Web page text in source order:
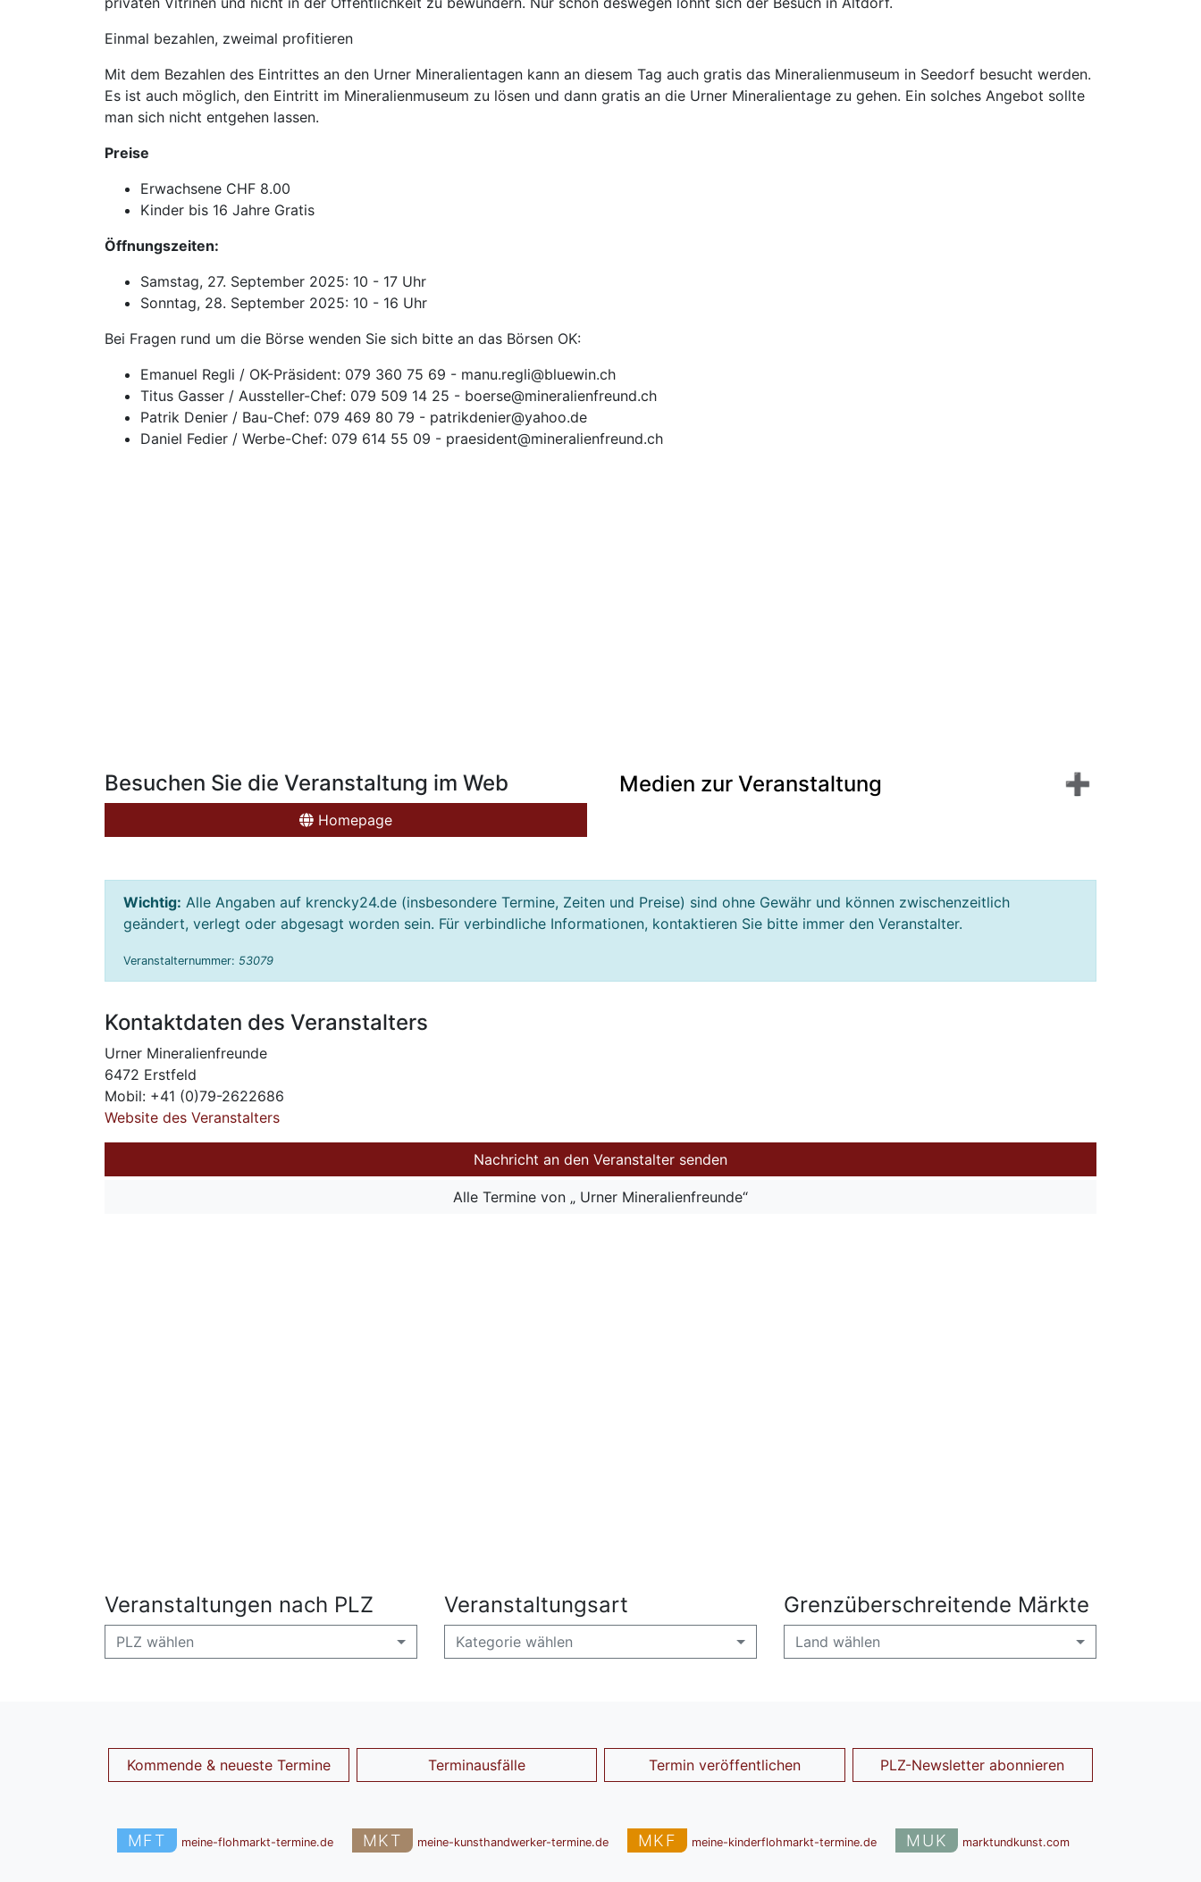
Einmal bezahlen, zweimal profitieren
Mit dem Bezahlen des Eintrittes an den Urner Mineralientagen kann an diesem Tag auch gratis das Mineralienmuseum in Seedorf besucht werden.
Es ist auch möglich, den Eintritt im Mineralienmuseum zu lösen und dann gratis an die Urner Mineralientage zu gehen. Ein solches Angebot sollte
man sich nicht entgehen lassen.
Preise
Erwachsene CHF 8.00
Kinder bis 16 Jahre Gratis
Öffnungszeiten:
Samstag, 27. September 2025: 10 - 17 Uhr
Sonntag, 28. September 2025: 10 - 16 Uhr
Bei Fragen rund um die Börse wenden Sie sich bitte an das Börsen OK:
Emanuel Regli / OK-Präsident: 079 360 75 69 - manu.regli@bluewin.ch
Titus Gasser / Aussteller-Chef: 079 509 14 25 - boerse@mineralienfreund.ch
Patrik Denier / Bau-Chef: 079 469 80 79 - patrikdenier@yahoo.de
Daniel Fedier / Werbe-Chef: 079 614 55 09 - praesident@mineralienfreund.ch
Besuchen Sie die Veranstaltung im Web
Homepage
Medien zur Veranstaltung
Wichtig: Alle Angaben auf krencky24.de (insbesondere Termine, Zeiten und Preise) sind ohne Gewähr und können zwischenzeitlich
geändert, verlegt oder abgesagt worden sein. Für verbindliche Informationen, kontaktieren Sie bitte immer den Veranstalter.
Veranstalternummer: 53079
Kontaktdaten des Veranstalters
Urner Mineralienfreunde
6472 Erstfeld
Mobil: +41 (0)79-2622686
Website des Veranstalters
Nachricht an den Veranstalter senden
Alle Termine von „ Urner Mineralienfreunde“
Veranstaltungen nach PLZ
PLZ wählen
Veranstaltungsart
Kategorie wählen
Grenzüberschreitende Märkte
Land wählen
Kommende & neueste Termine Terminausfälle Termin veröffentlichen PLZ-Newsletter abonnieren
MFT meine-flohmarkt-termine.de MKT meine-kunsthandwerker-termine.de MKF meine-kinderflohmarkt-termine.de MUK marktundkunst.com